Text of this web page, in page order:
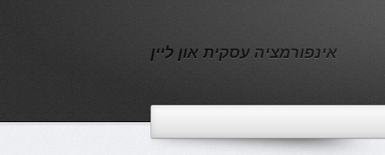
אינפורמציה עסקית און ליין